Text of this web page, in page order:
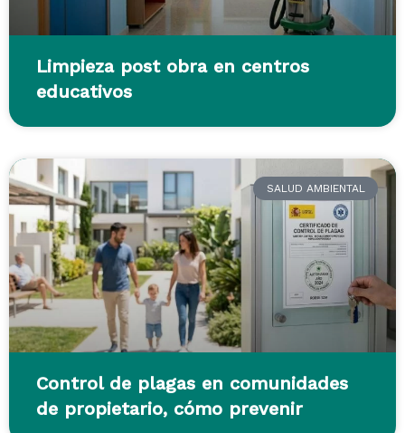
Limpieza post obra en centros
educativos
SALUD AMBIENTAL
Control de plagas en comunidades
de propietario, cómo prevenir